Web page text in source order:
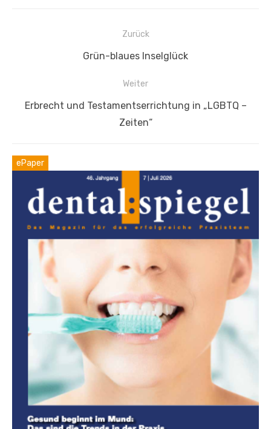
Beitragsnavigation
Zurück
Vorheriger
Grün-blaues Inselglück
Weiter
Nächster
Erbrecht und Testamentserrichtung in „LGBTQ –
Zeiten“
ePaper